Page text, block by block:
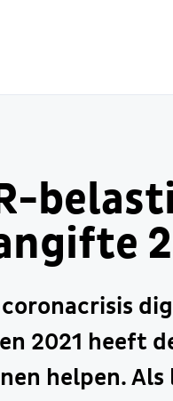
coronacrisis
2021 heeft
helpen. Als